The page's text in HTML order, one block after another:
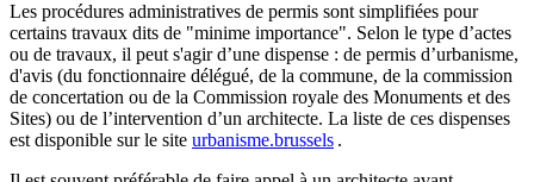
Les procédures administratives de permis sont simplifiées pour
certains travaux dits de "minime importance". Selon le type d’actes
ou de travaux, il peut s'agir d’une dispense : de permis d’urbanisme,
d'avis (du fonctionnaire délégué, de la commune, de la commission
de concertation ou de la Commission royale des Monuments et des
Sites) ou de l’intervention d’un architecte. La liste de ces dispenses
est disponible sur le site urbanisme.brussels .